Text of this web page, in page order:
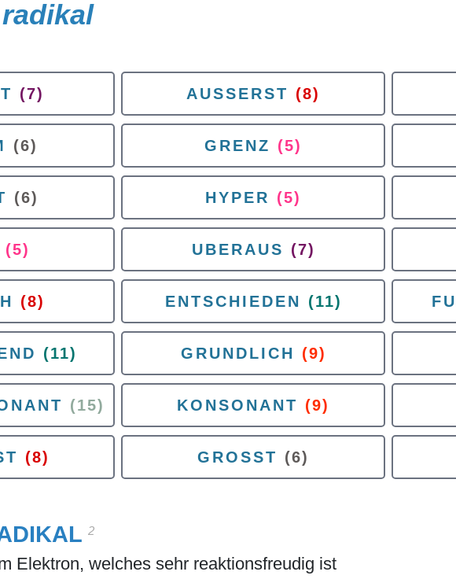
radikal
(7) AUSSERST (8)
(6) GRENZ (5)
(6) HYPER (5)
(5) UBERAUS (7)
(8) ENTSCHIEDEN (11)
(11) GRUNDLICH (9)
(15) KONSONANT (9)
(8) GROSST (6)
2
Elektron, welches sehr reaktionsfreudig ist